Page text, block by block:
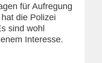
für Aufregung
die Polizei
sind wohl
Interesse.